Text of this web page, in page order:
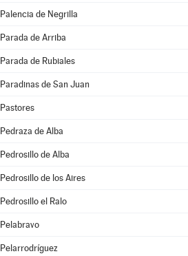
Palencia de Negrilla
Parada de Arriba
Parada de Rubiales
Paradinas de San Juan
Pastores
Pedraza de Alba
Pedrosillo de Alba
Pedrosillo de los Aires
Pedrosillo el Ralo
Pelabravo
Pelarrodríguez